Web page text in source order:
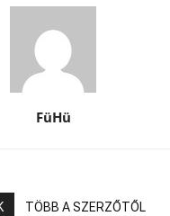
FüHü
TÖBB A SZERZŐTŐL